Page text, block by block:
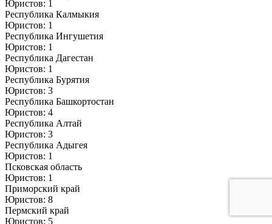
Юристов: 1
Республика Калмыкия
Юристов: 1
Республика Ингушетия
Юристов: 1
Республика Дагестан
Юристов: 1
Республика Бурятия
Юристов: 3
Республика Башкортостан
Юристов: 4
Республика Алтай
Юристов: 3
Республика Адыгея
Юристов: 1
Псковская область
Юристов: 1
Приморский край
Юристов: 8
Пермский край
Юристов: 5